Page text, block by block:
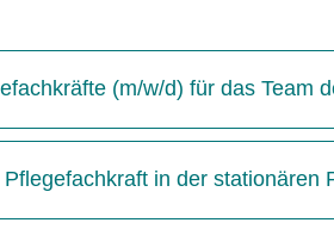
(m/w/d) für das Team
in der stationären